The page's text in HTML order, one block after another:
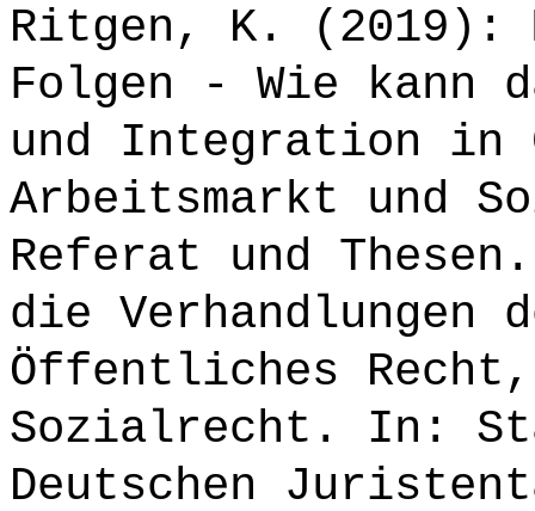
Ritgen, K. (2019):
Folgen - Wie kann
und Integration in
Arbeitsmarkt und
Referat und
die Verhandlungen
Öffentliches
Sozialrecht. In:
Deutschen